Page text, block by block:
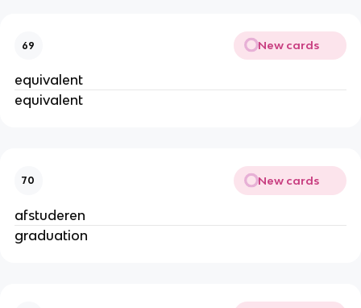
69 New cards
equivalent
equivalent
70 New cards
afstuderen
graduation